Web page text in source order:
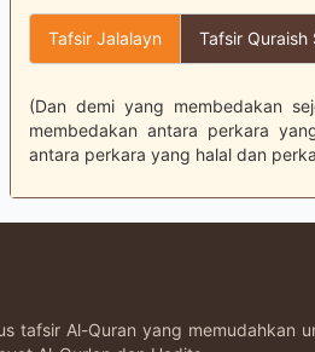
Tafsir Jalalayn Tafsir Quraish
(Dan demi yang membedakan
membedakan antara perkara
antara perkara yang halal dan
tafsir Al-Quran yang memudahkan